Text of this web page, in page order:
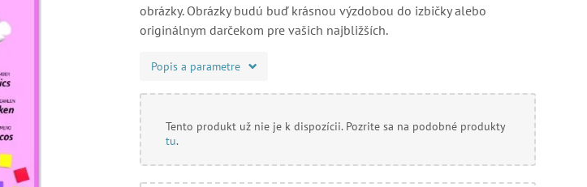
obrázky. Obrázky budú buď krásnou výzdobou do izbičky alebo
originálnym darčekom pre vašich najbližších.
Popis a parametre
Tento produkt už nie je k dispozícii. Pozrite sa na podobné produkty
tu.